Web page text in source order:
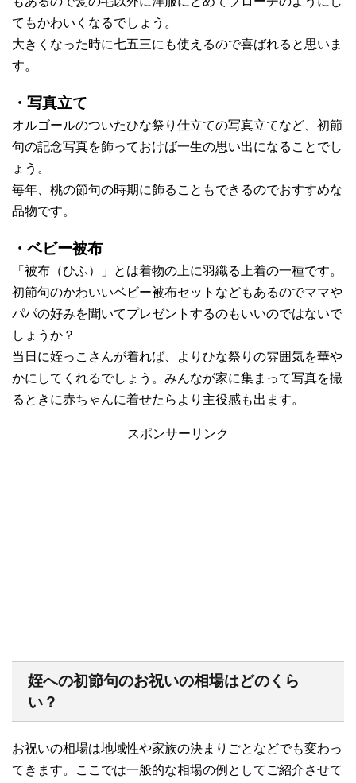
てもかわいくなるでしょう。
大きくなった時に七五三にも使えるので喜ばれると思いま
す。
・写真立て
オルゴールのついたひな祭り仕立ての写真立てなど、初節
句の記念写真を飾っておけば一生の思い出になることでし
ょう。
毎年、桃の節句の時期に飾ることもできるのでおすすめな
品物です。
・ベビー被布
「被布（ひふ）」とは着物の上に羽織る上着の一種です。
初節句のかわいいベビー被布セットなどもあるのでママや
パパの好みを聞いてプレゼントするのもいいのではないで
しょうか？
当日に姪っこさんが着れば、よりひな祭りの雰囲気を華や
かにしてくれるでしょう。みんなが家に集まって写真を撮
るときに赤ちゃんに着せたらより主役感も出ます。
スポンサーリンク
姪への初節句のお祝いの相場はどのくら
い？
お祝いの相場は地域性や家族の決まりごとなどでも変わっ
てきます。ここでは一般的な相場の例としてご紹介させて